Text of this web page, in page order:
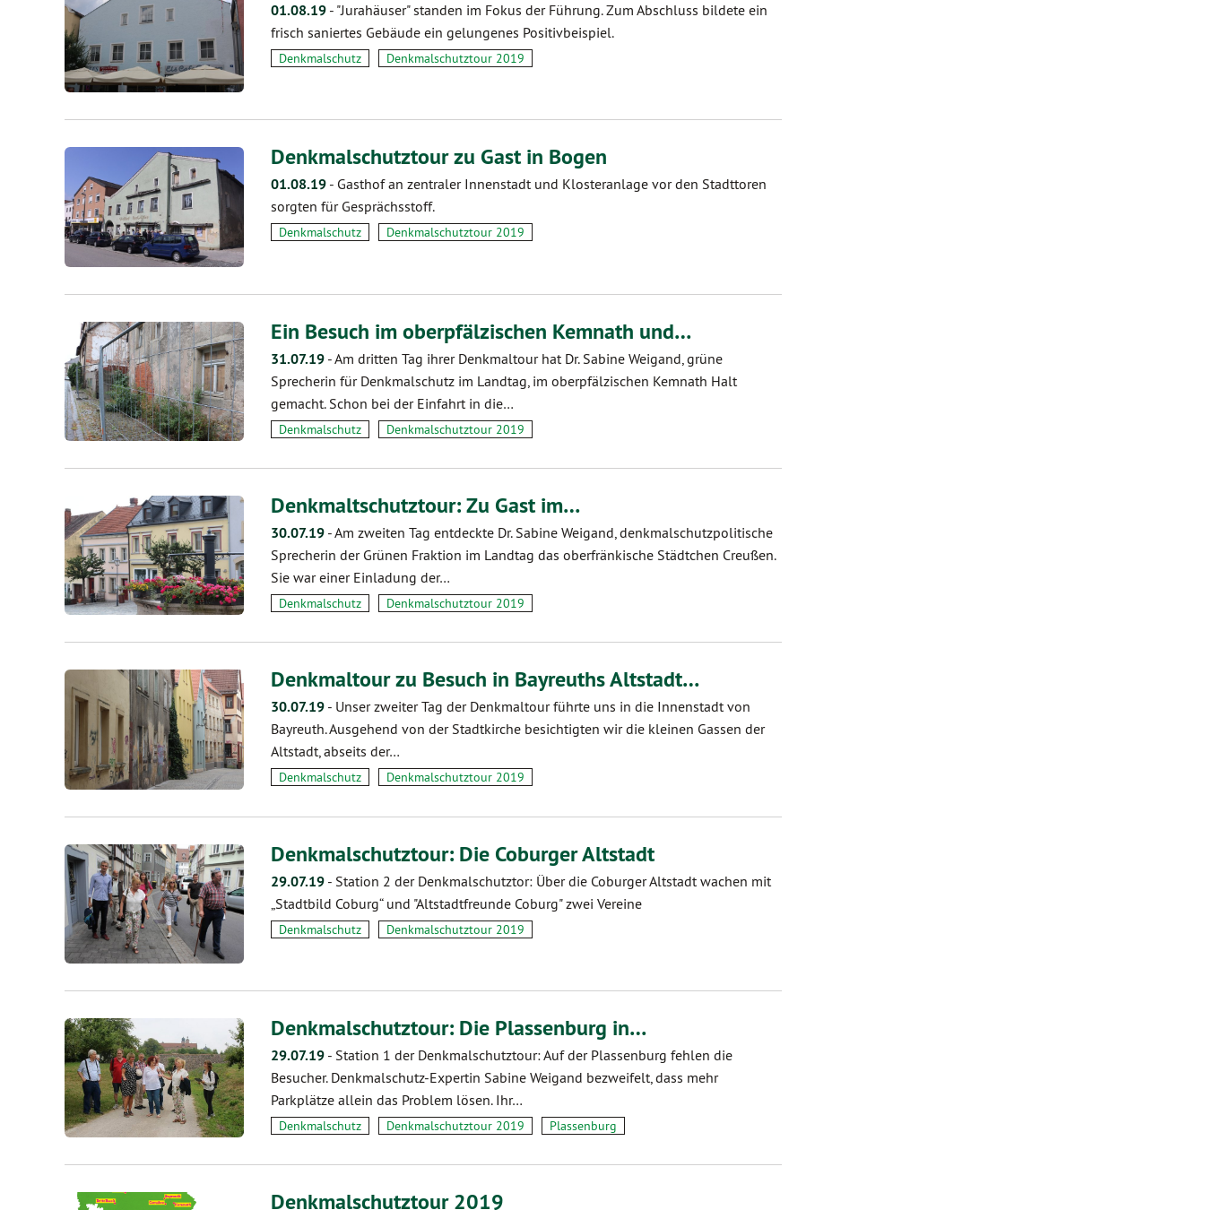
01.08.19 - "Jurahäuser" standen im Fokus der Führung. Zum Abschluss bildete ein
frisch saniertes Gebäude ein gelungenes Positivbeispiel.
Denkmalschutz Denkmalschutztour 2019
Denkmalschutztour zu Gast in Bogen
01.08.19 - Gasthof an zentraler Innenstadt und Klosteranlage vor den Stadttoren
sorgten für Gesprächsstoff.
Denkmalschutz Denkmalschutztour 2019
Ein Besuch im oberpfälzischen Kemnath und…
31.07.19 -Am dritten Tag ihrer Denkmaltour hat Dr. Sabine Weigand, grüne
Sprecherin für Denkmalschutz im Landtag, im oberpfälzischen Kemnath Halt
gemacht. Schon bei der Einfahrt in die…
Denkmalschutz Denkmalschutztour 2019
Denkmaltschutztour: Zu Gast im…
30.07.19 -Am zweiten Tag entdeckte Dr. Sabine Weigand, denkmalschutzpolitische
Sprecherin der Grünen Fraktion im Landtag das oberfränkische Städtchen Creußen.
Sie war einer Einladung der…
Denkmalschutz Denkmalschutztour 2019
Denkmaltour zu Besuch in Bayreuths Altstadt…
30.07.19 - Unser zweiter Tag der Denkmaltour führte uns in die Innenstadt von
Bayreuth. Ausgehend von der Stadtkirche besichtigten wir die kleinen Gassen der
Altstadt, abseits der…
Denkmalschutz Denkmalschutztour 2019
Denkmalschutztour: Die Coburger Altstadt
29.07.19 - Station 2 der Denkmalschutztor: Über die Coburger Altstadt wachen mit
„Stadtbild Coburg“ und "Altstadtfreunde Coburg" zwei Vereine
Denkmalschutz Denkmalschutztour 2019
Denkmalschutztour: Die Plassenburg in…
29.07.19 - Station 1 der Denkmalschutztour: Auf der Plassenburg fehlen die
Besucher. Denkmalschutz-Expertin Sabine Weigand bezweifelt, dass mehr
Parkplätze allein das Problem lösen. Ihr…
Denkmalschutz Denkmalschutztour 2019 Plassenburg
Denkmalschutztour 2019